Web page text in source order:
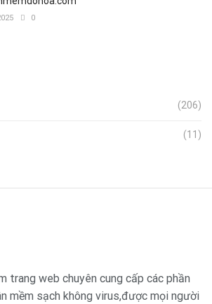
0
(206)
(11)
trang web chuyên cung cấp các phần
mềm sạch không virus,được mọi người